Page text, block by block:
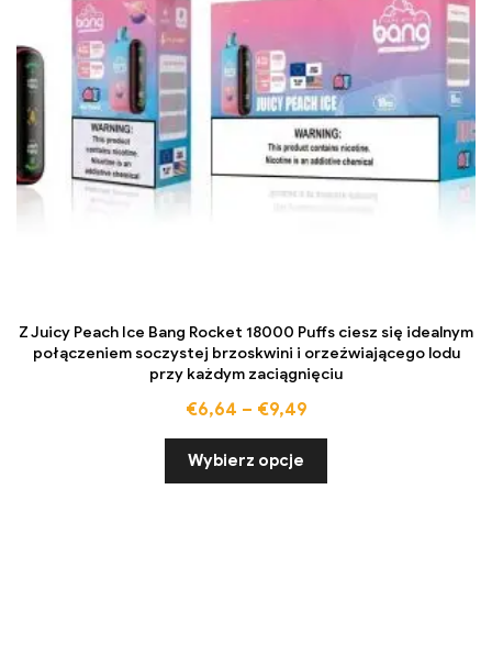
Z Juicy Peach Ice Bang Rocket 18000 Puffs ciesz się idealnym
połączeniem soczystej brzoskwini i orzeźwiającego lodu
przy każdym zaciągnięciu
€6,64 – €9,49
Wybierz opcje